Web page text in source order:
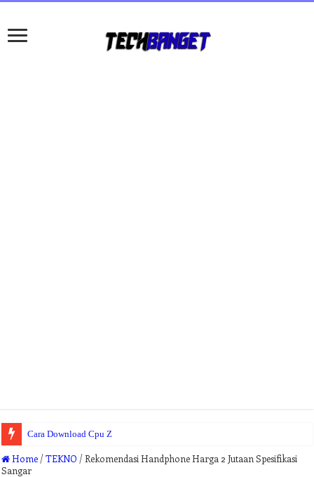
Cara Download Cpu Z
Home /TEKNO /Rekomendasi Handphone Harga 2 Jutaan Spesifikasi
Sangar